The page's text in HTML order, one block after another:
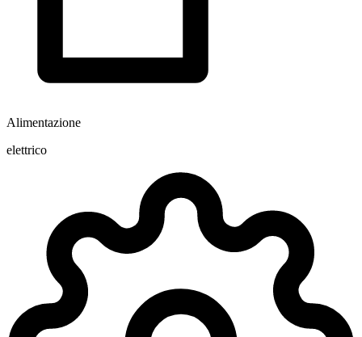
Alimentazione
elettrico